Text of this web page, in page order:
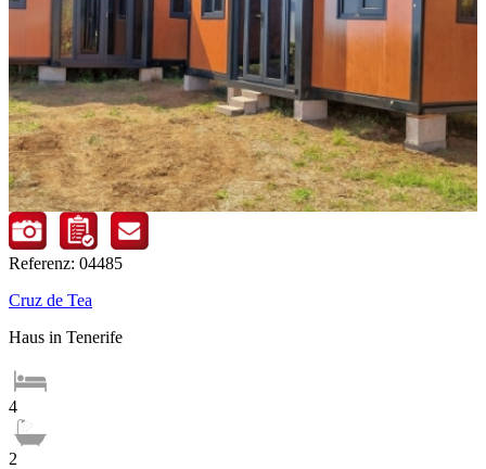
Referenz: 04485
Cruz de Tea
Haus in Tenerife
4
2